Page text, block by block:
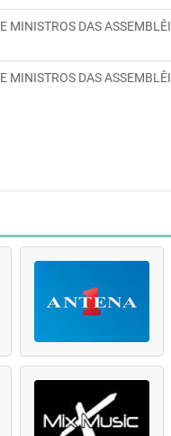
MINISTROS DAS
MINISTROS DAS